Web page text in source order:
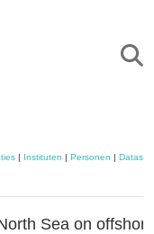
| Instituten | Personen |
Sea on